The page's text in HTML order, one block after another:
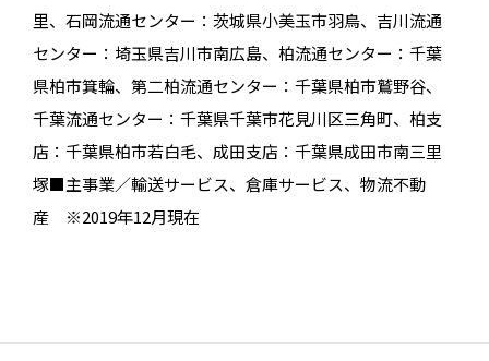
⾥、石岡流通センター：茨城県小美玉市羽鳥、吉川流通
センター：埼玉県吉川市南広島、柏流通センター：千葉
県柏市箕輪、第二柏流通センター：千葉県柏市鷲野谷、
千葉流通センター：千葉県千葉市花見川区三角町、柏支
店：千葉県柏市若白毛、成田支店：千葉県成田市南三里
塚■主事業／輸送サービス、倉庫サービス、物流不動
産 ※2019年12月現在